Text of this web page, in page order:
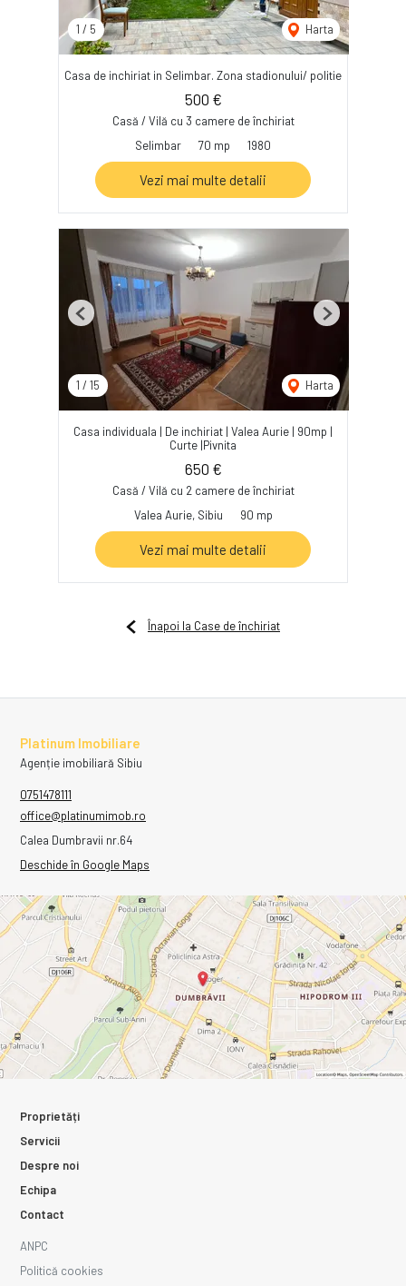
1 / 5 Harta
Casa de inchiriat in Selimbar. Zona stadionului/ politie
500 €
Casă / Vilă cu 3 camere de închiriat
Selimbar
70 mp 1980
Vezi mai multe detalii
1 / 15 Harta
Previous Next
Casa individuala | De inchiriat | Valea Aurie | 90mp |
Curte |Pivnita
650 €
Casă / Vilă cu 2 camere de închiriat
Valea Aurie, Sibiu
90 mp
Vezi mai multe detalii
Înapoi la Case de închiriat
Platinum Imobiliare
Agenție imobiliară Sibiu
0751478111
office@platinumimob.ro
Calea Dumbravii nr.64
Deschide în Google Maps
Proprietăți
Servicii
Despre noi
Echipa
Contact
ANPC
Politică cookies